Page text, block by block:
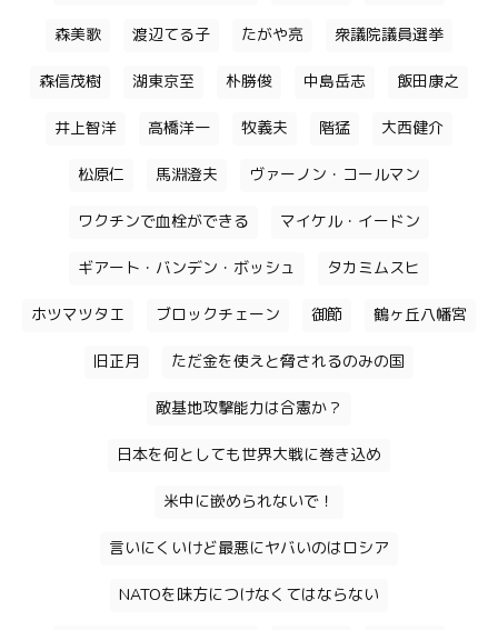
森美歌 渡辺てる子 たがや亮 衆議院議員選挙
森信茂樹 湖東京至 朴勝俊 中島岳志 飯田康之
井上智洋 高橋洋一 牧義夫 階猛 大西健介
松原仁 馬淵澄夫 ヴァーノン・コールマン
ワクチンで血栓ができる マイケル・イードン
ギアート・バンデン・ボッシュ タカミムスヒ
ホツマツタエ ブロックチェーン 御節 鶴ヶ丘八幡宮
旧正月 ただ金を使えと脅されるのみの国
敵基地攻撃能力は合憲か？
日本を何としても世界大戦に巻き込め
米中に嵌められないで！
言いにくいけど最悪にヤバいのはロシア
NATOを味方につけなくてはならない